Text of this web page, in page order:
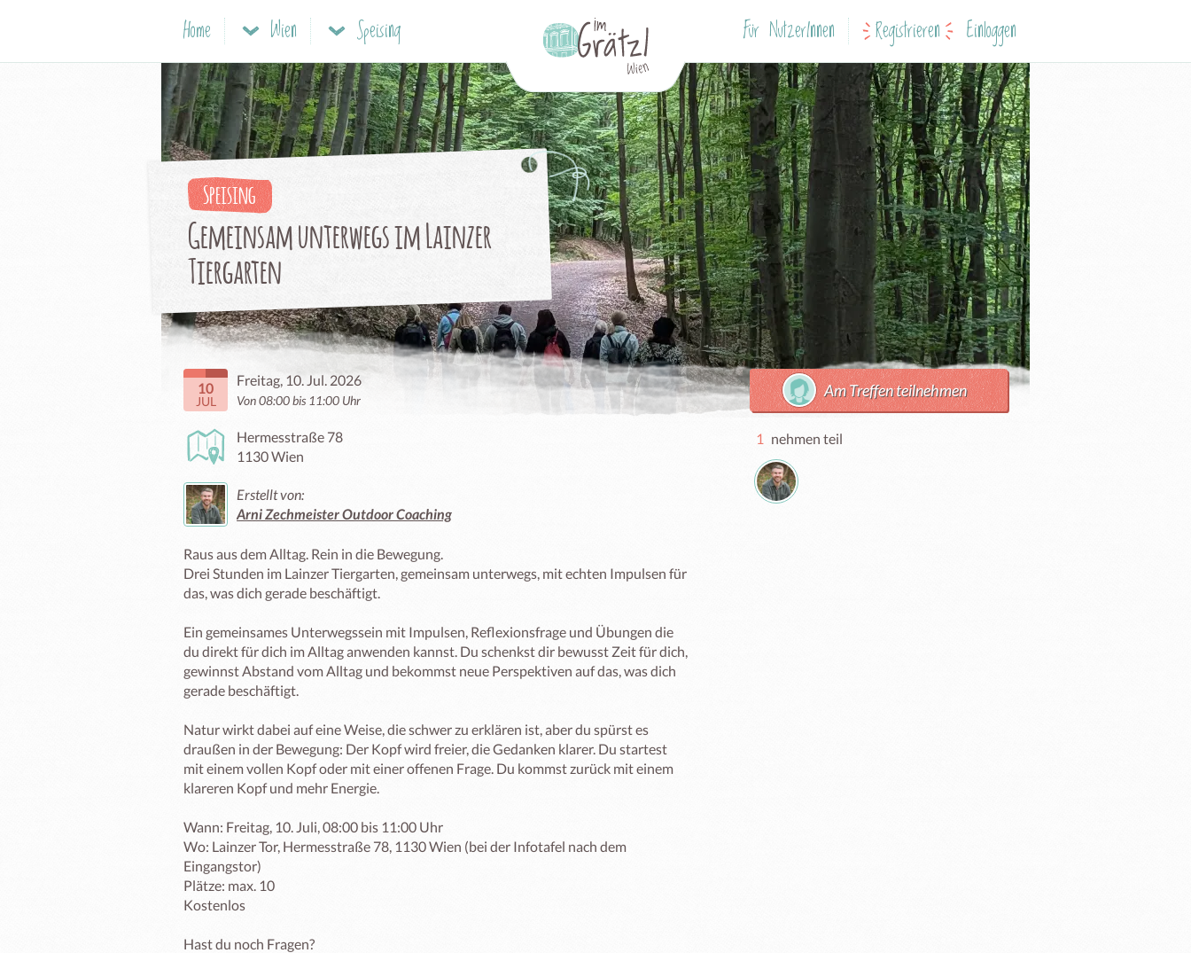
Home Wien Speising Für NutzerInnen Registrieren Einloggen
Speising
Gemeinsam unterwegs im Lainzer
Tiergarten
10
JUL
Freitag, 10. Jul. 2026
Von 08:00 bis 11:00 Uhr
Hermesstraße 78
1130 Wien
Erstellt von:
Arni Zechmeister Outdoor Coaching
Raus aus dem Alltag. Rein in die Bewegung.
Drei Stunden im Lainzer Tiergarten, gemeinsam unterwegs, mit echten Impulsen für
das, was dich gerade beschäftigt.
Ein gemeinsames Unterwegssein mit Impulsen, Reflexionsfrage und Übungen die
du direkt für dich im Alltag anwenden kannst. Du schenkst dir bewusst Zeit für dich,
gewinnst Abstand vom Alltag und bekommst neue Perspektiven auf das, was dich
gerade beschäftigt.
Natur wirkt dabei auf eine Weise, die schwer zu erklären ist, aber du spürst es
draußen in der Bewegung: Der Kopf wird freier, die Gedanken klarer. Du startest
mit einem vollen Kopf oder mit einer offenen Frage. Du kommst zurück mit einem
klareren Kopf und mehr Energie.
Wann: Freitag, 10. Juli, 08:00 bis 11:00 Uhr
Wo: Lainzer Tor, Hermesstraße 78, 1130 Wien (bei der Infotafel nach dem
Eingangstor)
Plätze: max. 10
Kostenlos
Hast du noch Fragen?
Am Treffen teilnehmen
1 nehmen teil